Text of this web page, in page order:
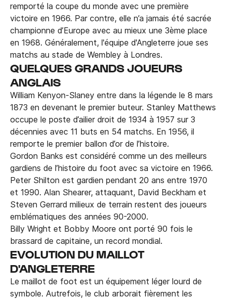
remporté la coupe du monde avec une première
victoire en 1966. Par contre, elle n’a jamais été sacrée
championne d’Europe avec au mieux une 3ème place
en 1968. Généralement, l'équipe d'Angleterre joue ses
matchs au stade de Wembley à Londres.
QUELQUES GRANDS JOUEURS
ANGLAIS
William Kenyon-Slaney entre dans la légende le 8 mars
1873 en devenant le premier buteur. Stanley Matthews
occupe le poste d’ailier droit de 1934 à 1957 sur 3
décennies avec 11 buts en 54 matchs. En 1956, il
remporte le premier ballon d’or de l’histoire.
Gordon Banks est considéré comme un des meilleurs
gardiens de l’histoire du foot avec sa victoire en 1966.
Peter Shilton est gardien pendant 20 ans entre 1970
et 1990. Alan Shearer, attaquant, David Beckham et
Steven Gerrard milieux de terrain restent des joueurs
emblématiques des années 90-2000.
Billy Wright et Bobby Moore ont porté 90 fois le
brassard de capitaine, un record mondial.
EVOLUTION DU MAILLOT
D'ANGLETERRE
Le maillot de foot est un équipement léger lourd de
symbole. Autrefois, le club arborait fièrement les